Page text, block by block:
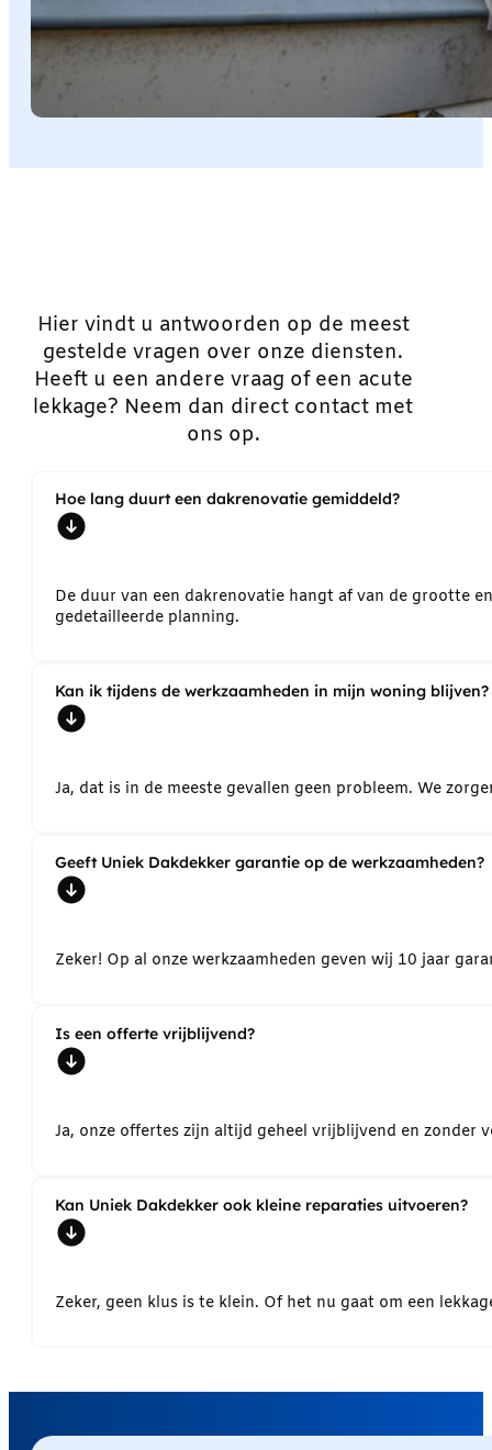
Hier vindt u antwoorden op de meest
gestelde vragen over onze diensten.
Heeft u een andere vraag of een acute
lekkage? Neem dan direct contact met
ons op.
Hoe lang duurt een dakrenovatie gemiddeld?
De duur van een dakrenovatie hangt af van de grootte
gedetailleerde planning.
Kan ik tijdens de werkzaamheden in mijn woning blijven?
Ja, dat is in de meeste gevallen geen probleem. We
Geeft Uniek Dakdekker garantie op de werkzaamheden?
Zeker! Op al onze werkzaamheden geven wij 10 jaar
Is een offerte vrijblijvend?
Ja, onze offertes zijn altijd geheel vrijblijvend en
Kan Uniek Dakdekker ook kleine reparaties uitvoeren?
Zeker, geen klus is te klein. Of het nu gaat om een